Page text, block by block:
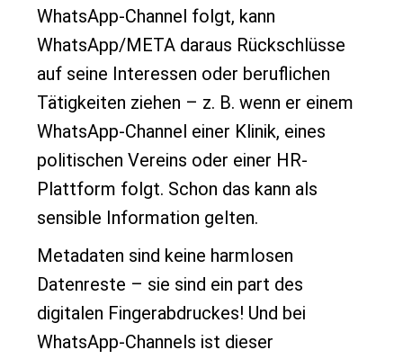
WhatsApp-Channel folgt, kann
WhatsApp/META daraus Rückschlüsse
auf seine Interessen oder beruflichen
Tätigkeiten ziehen – z. B. wenn er einem
WhatsApp-Channel einer Klinik, eines
politischen Vereins oder einer HR-
Plattform folgt. Schon das kann als
sensible Information gelten.
Metadaten sind keine harmlosen
Datenreste – sie sind ein part des
digitalen Fingerabdruckes! Und bei
WhatsApp-Channels ist dieser